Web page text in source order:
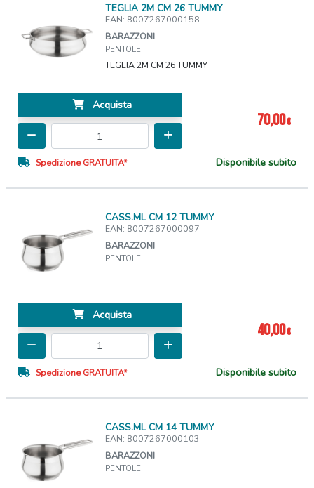
TEGLIA 2M CM 26 TUMMY
EAN: 8007267000158
BARAZZONI
PENTOLE
TEGLIA 2M CM 26 TUMMY
Acquista
70,00€
Spedizione GRATUITA* Disponibile subito
CASS.ML CM 12 TUMMY
EAN: 8007267000097
BARAZZONI
PENTOLE
Acquista
40,00€
Spedizione GRATUITA* Disponibile subito
CASS.ML CM 14 TUMMY
EAN: 8007267000103
BARAZZONI
PENTOLE